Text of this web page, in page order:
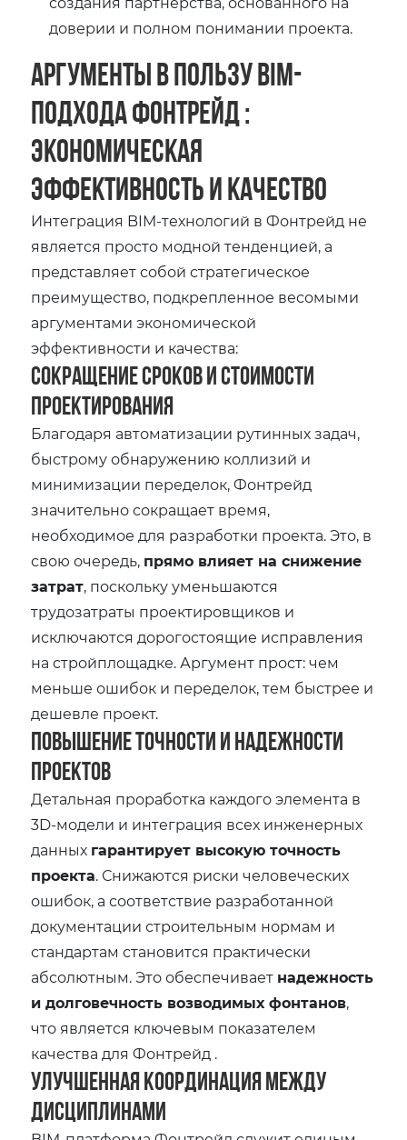
доверии и полном понимании проекта.
Аргументы в Пользу BIM-
Подхода Фонтрейд :
Экономическая
Эффективность и Качество
Интеграция BIM-технологий в Фонтрейд не
является просто модной тенденцией, а
представляет собой стратегическое
преимущество, подкрепленное весомыми
аргументами экономической
эффективности и качества:
Сокращение Сроков и Стоимости
Проектирования
Благодаря автоматизации рутинных задач,
быстрому обнаружению коллизий и
минимизации переделок, Фонтрейд
значительно сокращает время,
необходимое для разработки проекта. Это, в
свою очередь, прямо влияет на снижение
затрат, поскольку уменьшаются
трудозатраты проектировщиков и
исключаются дорогостоящие исправления
на стройплощадке. Аргумент прост: чем
меньше ошибок и переделок, тем быстрее и
дешевле проект.
Повышение Точности и Надежности
Проектов
Детальная проработка каждого элемента в
3D-модели и интеграция всех инженерных
данных гарантирует высокую точность
проекта. Снижаются риски человеческих
ошибок, а соответствие разработанной
документации строительным нормам и
стандартам становится практически
абсолютным. Это обеспечивает надежность
и долговечность возводимых фонтанов,
что является ключевым показателем
качества для Фонтрейд .
Улучшенная Координация между
Дисциплинами